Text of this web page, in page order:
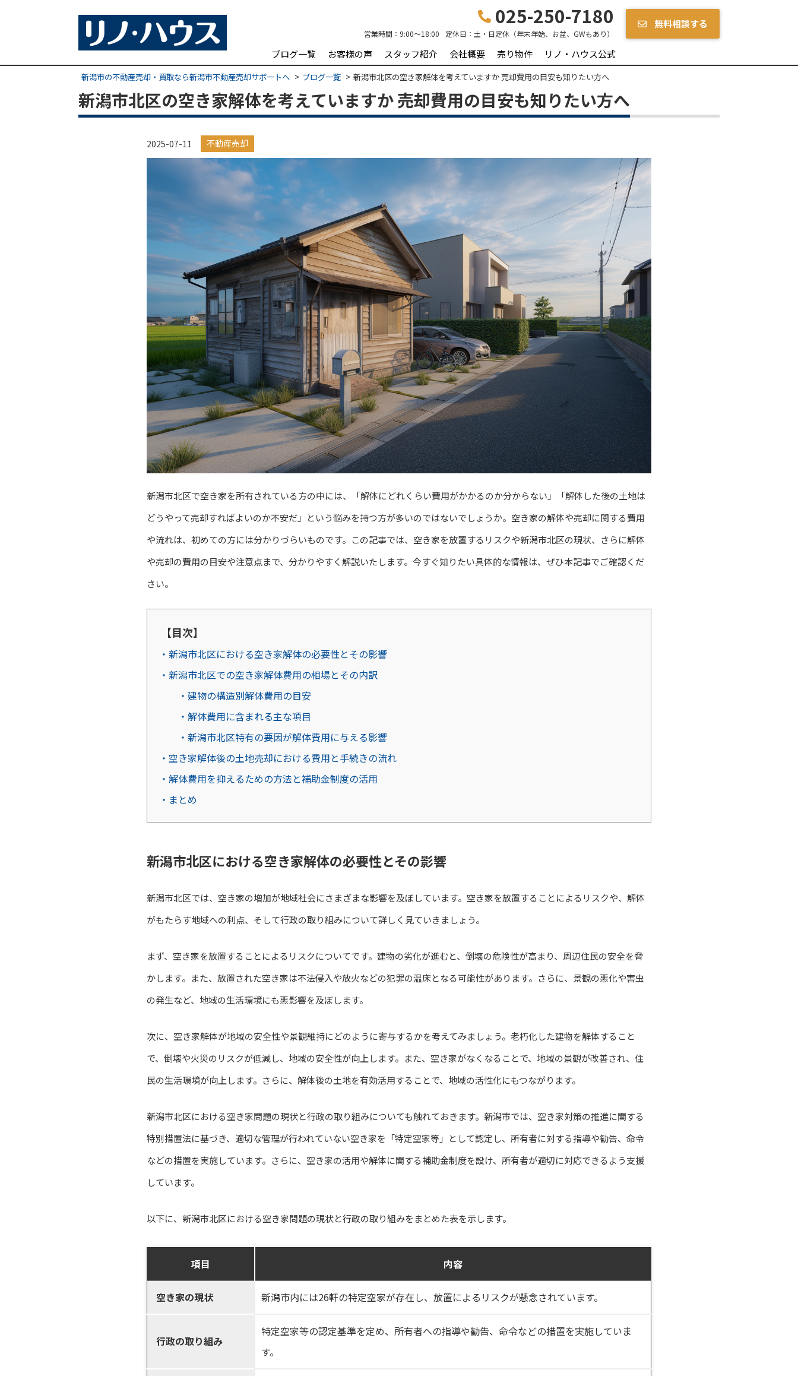
025-250-7180
営業時間： 9:00～18:00 定休日： 土・日定休（年末年始、お盆、GWもあり）
無料相談する
ブログ一覧 お客様の声 スタッフ紹介 会社概要 売り物件 リノ・ハウス公式
新潟市の不動産売却・買取なら新潟市不動産売却サポートへ ブログ一覧 新潟市北区の空き家解体を考えていますか 売却費用の目安も知りたい方へ
新潟市北区の空き家解体を考えていますか 売却費用の目安も知りたい方へ
2025-07-11 不動産売却
新潟市北区で空き家を所有されている方の中には、「解体にどれくらい費用がかかるのか分からない」「解体した後の土地は
どうやって売却すればよいのか不安だ」という悩みを持つ方が多いのではないでしょうか。空き家の解体や売却に関する費用
や流れは、初めての方には分かりづらいものです。この記事では、空き家を放置するリスクや新潟市北区の現状、さらに解体
や売却の費用の目安や注意点まで、分かりやすく解説いたします。今すぐ知りたい具体的な情報は、ぜひ本記事でご確認くだ
さい。
【目次】
・新潟市北区における空き家解体の必要性とその影響
・新潟市北区での空き家解体費用の相場とその内訳
・建物の構造別解体費用の目安
・解体費用に含まれる主な項目
・新潟市北区特有の要因が解体費用に与える影響
・空き家解体後の土地売却における費用と手続きの流れ
・解体費用を抑えるための方法と補助金制度の活用
・まとめ
新潟市北区における空き家解体の必要性とその影響
新潟市北区では、空き家の増加が地域社会にさまざまな影響を及ぼしています。空き家を放置することによるリスクや、解体
がもたらす地域への利点、そして行政の取り組みについて詳しく見ていきましょう。
まず、空き家を放置することによるリスクについてです。建物の劣化が進むと、倒壊の危険性が高まり、周辺住民の安全を脅
かします。また、放置された空き家は不法侵入や放火などの犯罪の温床となる可能性があります。さらに、景観の悪化や害虫
の発生など、地域の生活環境にも悪影響を及ぼします。
次に、空き家解体が地域の安全性や景観維持にどのように寄与するかを考えてみましょう。老朽化した建物を解体すること
で、倒壊や火災のリスクが低減し、地域の安全性が向上します。また、空き家がなくなることで、地域の景観が改善され、住
民の生活環境が向上します。さらに、解体後の土地を有効活用することで、地域の活性化にもつながります。
新潟市北区における空き家問題の現状と行政の取り組みについても触れておきます。新潟市では、空き家対策の推進に関する
特別措置法に基づき、適切な管理が行われていない空き家を「特定空家等」として認定し、所有者に対する指導や勧告、命令
などの措置を実施しています。さらに、空き家の活用や解体に関する補助金制度を設け、所有者が適切に対応できるよう支援
しています。
以下に、新潟市北区における空き家問題の現状と行政の取り組みをまとめた表を示します。
項目 内容
空き家の現状 新潟市内には26軒の特定空家が存在し、放置によるリスクが懸念されています。
行政の取り組み
特定空家等の認定基準を定め、所有者への指導や勧告、命令などの措置を実施していま
す。